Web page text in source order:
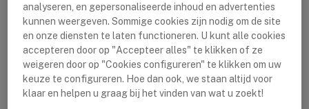
Het slanke ontwerp biedt zowel eenvoud als
interactiviteit. IR Touch-technologie maakt schrijven
en tekenen met 20 verschillende aanraakniveaus
mogelijk. De shermen zijn speciaal ontworpen voor het
onderwijs en heeft een ingebouwde handgreep aan de
analyseren, en gepersonaliseerde inhoud en advertenties
kunnen weergeven. Sommige cookies zijn nodig om de site
en onze diensten te laten functioneren. U kunt alle cookies
accepteren door op "Accepteer alles" te klikken of ze
weigeren door op "Cookies configureren" te klikken om uw
keuze te configureren. Hoe dan ook, we staan altijd voor
klaar en helpen u graag bij het vinden van wat u zoekt!